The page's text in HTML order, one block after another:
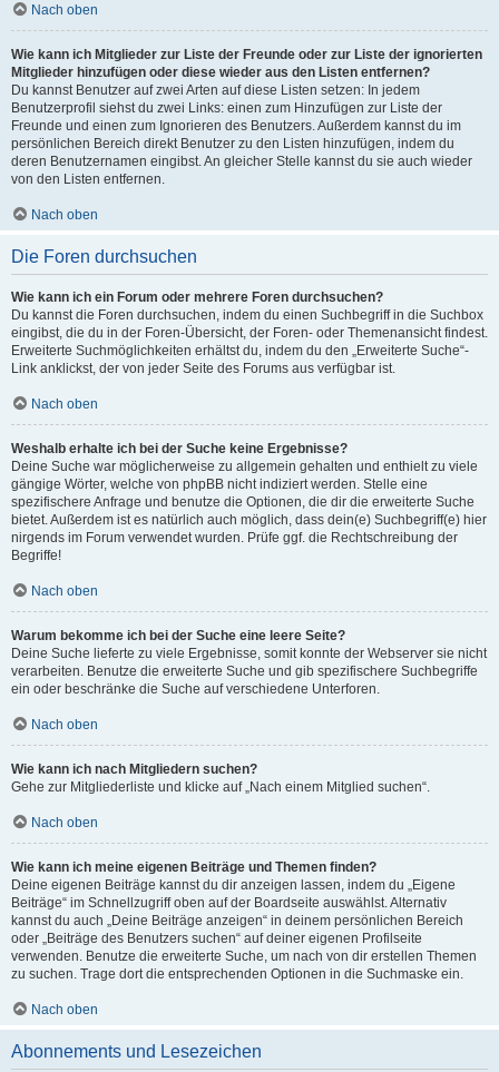
Nach oben
Wie kann ich Mitglieder zur Liste der Freunde oder zur Liste der ignorierten
Mitglieder hinzufügen oder diese wieder aus den Listen entfernen?
Du kannst Benutzer auf zwei Arten auf diese Listen setzen: In jedem
Benutzerprofil siehst du zwei Links: einen zum Hinzufügen zur Liste der
Freunde und einen zum Ignorieren des Benutzers. Außerdem kannst du im
persönlichen Bereich direkt Benutzer zu den Listen hinzufügen, indem du
deren Benutzernamen eingibst. An gleicher Stelle kannst du sie auch wieder
von den Listen entfernen.
Nach oben
Die Foren durchsuchen
Wie kann ich ein Forum oder mehrere Foren durchsuchen?
Du kannst die Foren durchsuchen, indem du einen Suchbegriff in die Suchbox
eingibst, die du in der Foren-Übersicht, der Foren- oder Themenansicht findest.
Erweiterte Suchmöglichkeiten erhältst du, indem du den „Erweiterte Suche“-
Link anklickst, der von jeder Seite des Forums aus verfügbar ist.
Nach oben
Weshalb erhalte ich bei der Suche keine Ergebnisse?
Deine Suche war möglicherweise zu allgemein gehalten und enthielt zu viele
gängige Wörter, welche von phpBB nicht indiziert werden. Stelle eine
spezifischere Anfrage und benutze die Optionen, die dir die erweiterte Suche
bietet. Außerdem ist es natürlich auch möglich, dass dein(e) Suchbegriff(e) hier
nirgends im Forum verwendet wurden. Prüfe ggf. die Rechtschreibung der
Begriffe!
Nach oben
Warum bekomme ich bei der Suche eine leere Seite?
Deine Suche lieferte zu viele Ergebnisse, somit konnte der Webserver sie nicht
verarbeiten. Benutze die erweiterte Suche und gib spezifischere Suchbegriffe
ein oder beschränke die Suche auf verschiedene Unterforen.
Nach oben
Wie kann ich nach Mitgliedern suchen?
Gehe zur Mitgliederliste und klicke auf „Nach einem Mitglied suchen“.
Nach oben
Wie kann ich meine eigenen Beiträge und Themen finden?
Deine eigenen Beiträge kannst du dir anzeigen lassen, indem du „Eigene
Beiträge“ im Schnellzugriff oben auf der Boardseite auswählst. Alternativ
kannst du auch „Deine Beiträge anzeigen“ in deinem persönlichen Bereich
oder „Beiträge des Benutzers suchen“ auf deiner eigenen Profilseite
verwenden. Benutze die erweiterte Suche, um nach von dir erstellen Themen
zu suchen. Trage dort die entsprechenden Optionen in die Suchmaske ein.
Nach oben
Abonnements und Lesezeichen